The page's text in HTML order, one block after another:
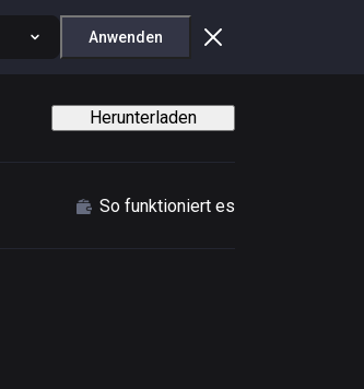
Anwenden
Herunterladen
So funktioniert es